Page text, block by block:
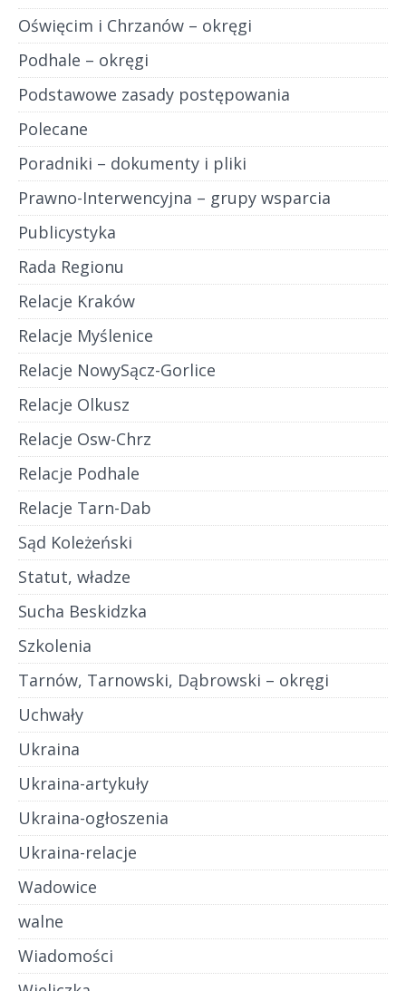
Oświęcim i Chrzanów – okręgi
Podhale – okręgi
Podstawowe zasady postępowania
Polecane
Poradniki – dokumenty i pliki
Prawno-Interwencyjna – grupy wsparcia
Publicystyka
Rada Regionu
Relacje Kraków
Relacje Myślenice
Relacje NowySącz-Gorlice
Relacje Olkusz
Relacje Osw-Chrz
Relacje Podhale
Relacje Tarn-Dab
Sąd Koleżeński
Statut, władze
Sucha Beskidzka
Szkolenia
Tarnów, Tarnowski, Dąbrowski – okręgi
Uchwały
Ukraina
Ukraina-artykuły
Ukraina-ogłoszenia
Ukraina-relacje
Wadowice
walne
Wiadomości